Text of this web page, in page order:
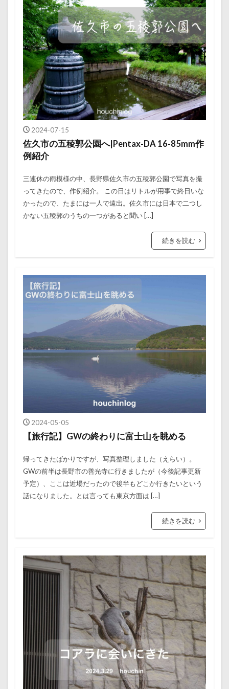
2024-07-15
佐久市の五稜郭公園へ|Pentax-DA 16-85mm作
例紹介
三連休の雨模様の中、長野県佐久市の五稜郭公園で写真を撮
ってきたので、作例紹介。 この日はリトルが用事で終日いな
かったので、たまには一人で遠出。佐久市には日本で二つし
かない五稜郭のうちの一つがあると聞い […]
続きを読む
2024-05-05
【旅行記】GWの終わりに富士山を眺める
帰ってきたばかりですが、写真整理しました（えらい）。
GWの前半は長野市の善光寺に行きましたが（今後記事更新
予定）、ここは近場だったので後半もどこか行きたいという
話になりました。とは言っても東京方面は […]
続きを読む